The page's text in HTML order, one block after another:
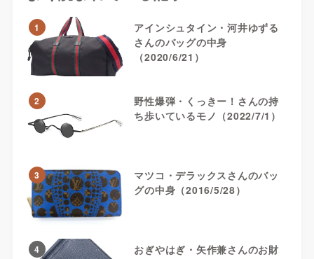
1
アインシュタイン・河井ゆずる
さんのバッグの中身
（2020/6/21）
2
野性爆弾・くっきー！さんの持
ち歩いているモノ（2022/7/1）
3
マツコ・デラックスさんのバッ
グの中身（2016/5/28）
4
おぎやはぎ・矢作兼さんのお財